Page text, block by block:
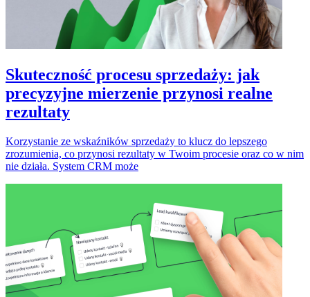
Skuteczność procesu sprzedaży: jak
precyzyjne mierzenie przynosi realne
rezultaty
Korzystanie ze wskaźników sprzedaży to klucz do lepszego
zrozumienia, co przynosi rezultaty w Twoim procesie oraz co w nim
nie działa. System CRM może